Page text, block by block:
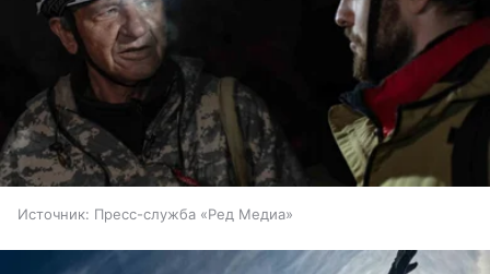
Источник: Пресс-служба «Ред Медиа»